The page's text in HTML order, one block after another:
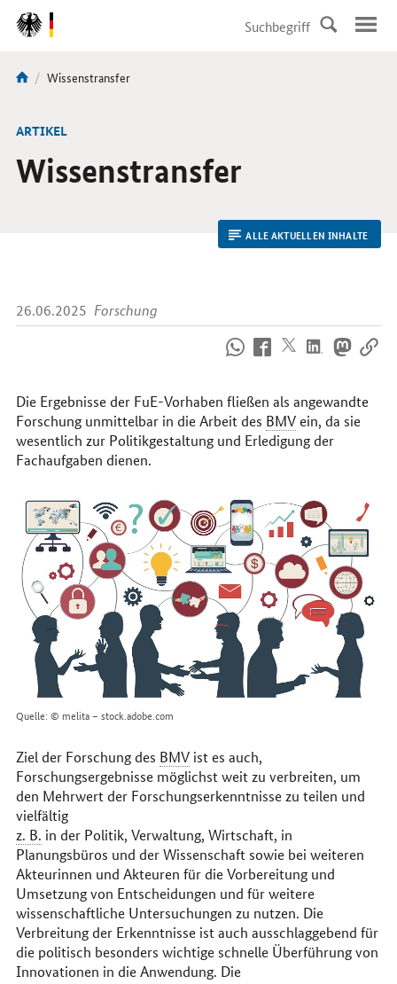
DirektZu:
Navigation
Sie
hier:
Aktuelle
Wissenstransfer
ARTIKEL
Wissenstransfer
ALLE AKTUELLEN INHALTE
26.06.2025 Forschung
uns
im
Internet
Die Ergebnisse der FuE-Vorhaben fließen als angewandte
Forschung unmittelbar in die Arbeit des BMVein, da sie
wesentlich zur Politikgestaltung und Erledigung der
Fachaufgaben dienen.
Quelle: © melita – stock.adobe.com
Ziel der Forschung des BMVist es auch,
Forschungsergebnisse möglichst weit zu verbreiten, um
den Mehrwert der Forschungserkenntnisse zu teilen und
vielfältig
z. B. in der Politik, Verwaltung, Wirtschaft, in
Planungsbüros und der Wissenschaft sowie bei weiteren
Akteurinnen und Akteuren für die Vorbereitung und
Umsetzung von Entscheidungen und für weitere
wissenschaftliche Untersuchungen zu nutzen. Die
Verbreitung der Erkenntnisse ist auch ausschlaggebend für
die politisch besonders wichtige schnelle Überführung von
Innovationen in die Anwendung. Die